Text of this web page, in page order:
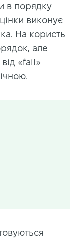
в порядку
виконує
На користь
але
«fail»